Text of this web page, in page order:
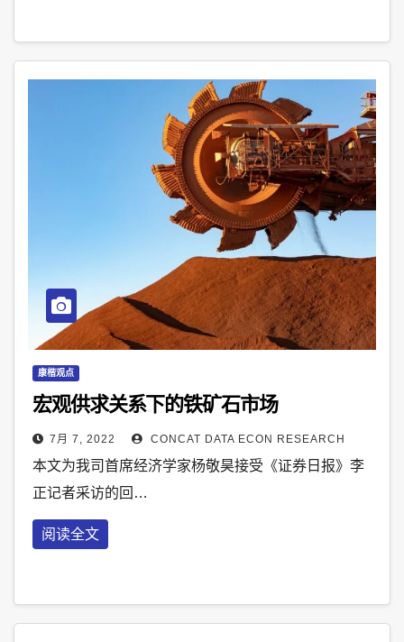
康楷观点
宏观供求关系下的铁矿石市场
7月 7, 2022 CONCAT DATA ECON RESEARCH
本文为我司首席经济学家杨敬昊接受《证券日报》李
正记者采访的回…
阅读全文